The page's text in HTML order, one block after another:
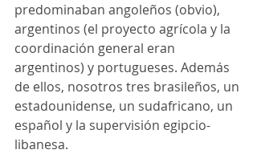
predominaban angoleños (obvio),
argentinos (el proyecto agrícola y la
coordinación general eran
argentinos) y portugueses. Además
de ellos, nosotros tres brasileños, un
estadounidense, un sudafricano, un
español y la supervisión egipcio-
libanesa.